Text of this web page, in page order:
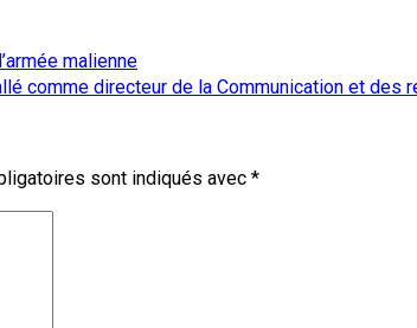
malienne
comme directeur de la Communication et des
sont indiqués avec *